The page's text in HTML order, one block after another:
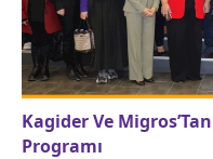
Kagider Ve
Programı